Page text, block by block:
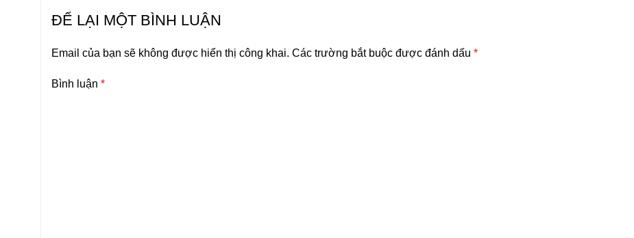
ĐỂ LẠI MỘT BÌNH LUẬN
Email của bạn sẽ không được hiển thị công khai. Các trường bắt buộc được đánh dấu *
Bình luận *